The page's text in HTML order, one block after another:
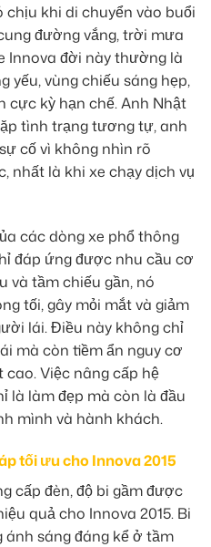
khi di chuyển vào buổi
đường vắng, trời mưa
Innova đời này thường là
yếu, vùng chiếu sáng hẹp,
cực kỳ hạn chế. Anh Nhật
tình trạng tương tự, anh
cố vì không nhìn rõ
nhất là khi xe chạy dịch vụ
các dòng xe phổ thông
đáp ứng được nhu cầu cơ
và tầm chiếu gần, nó
tối, gây mỏi mắt và giảm
lái. Điều này không chỉ
mà còn tiềm ẩn nguy cơ
Việc nâng cấp hệ
là làm đẹp mà còn là đầu
mình và hành khách.
tối ưu cho Innova 2015
cấp đèn, độ bi gầm được
quả cho Innova 2015. Bi
sáng đáng kể ở tầm